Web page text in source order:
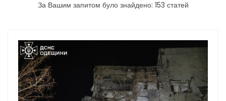
Інтеграція ветеранів в українське суспільство
Енергетична підтримка для Одеси
Водопостачання в Одесі: нові локації для підвезення води
За Вашим запитом було знайдено: 153 статей